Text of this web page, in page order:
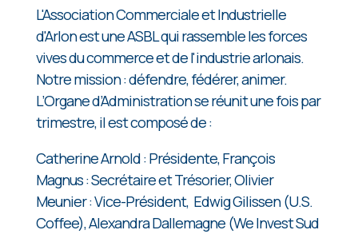
L'Association Commerciale et Industrielle
d'Arlon est une ASBL qui rassemble les forces
vives du commerce et de l'industrie arlonais.
Notre mission : défendre, fédérer, animer.
L’Organe d’Administration se réunit une fois par
trimestre, il est composé de :
Catherine Arnold : Présidente, François
Magnus : Secrétaire et Trésorier, Olivier
Meunier : Vice-Président, Edwig Gilissen (U.S.
Coffee), Alexandra Dallemagne (We Invest Sud